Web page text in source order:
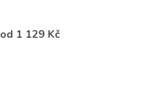
od 1 129 Kč